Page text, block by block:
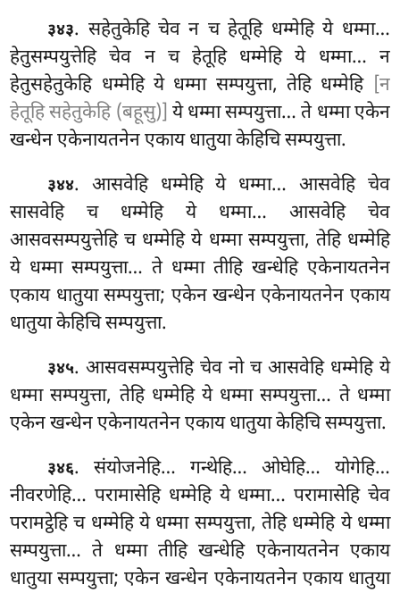
३४३. सहेतुकेहि चेव न च हेतूहि धम्मेहि ये धम्मा…
हेतुसम्पयुत्तेहि चेव न च हेतूहि धम्मेहि ये धम्मा… न
हेतुसहेतुकेहि धम्मेहि ये धम्मा सम्पयुत्ता, तेहि धम्मेहि [न
हेतूहि सहेतुकेहि (बहूसु)] ये धम्मा सम्पयुत्ता… ते धम्मा एकेन
खन्धेन एकेनायतनेन एकाय धातुया केहिचि सम्पयुत्ता.
३४४. आसवेहि धम्मेहि ये धम्मा… आसवेहि चेव
सासवेहि च धम्मेहि ये धम्मा… आसवेहि चेव
आसवसम्पयुत्तेहि च धम्मेहि ये धम्मा सम्पयुत्ता, तेहि धम्मेहि
ये धम्मा सम्पयुत्ता… ते धम्मा तीहि खन्धेहि एकेनायतनेन
एकाय धातुया सम्पयुत्ता; एकेन खन्धेन एकेनायतनेन एकाय
धातुया केहिचि सम्पयुत्ता.
३४५. आसवसम्पयुत्तेहि चेव नो च आसवेहि धम्मेहि ये
धम्मा सम्पयुत्ता, तेहि धम्मेहि ये धम्मा सम्पयुत्ता… ते धम्मा
एकेन खन्धेन एकेनायतनेन एकाय धातुया केहिचि सम्पयुत्ता.
३४६. संयोजनेहि… गन्थेहि… ओघेहि… योगेहि…
नीवरणेहि… परामासेहि धम्मेहि ये धम्मा… परामासेहि चेव
परामट्ठेहि च धम्मेहि ये धम्मा सम्पयुत्ता, तेहि धम्मेहि ये धम्मा
सम्पयुत्ता… ते धम्मा तीहि खन्धेहि एकेनायतनेन एकाय
धातुया सम्पयुत्ता; एकेन खन्धेन एकेनायतनेन एकाय धातुया